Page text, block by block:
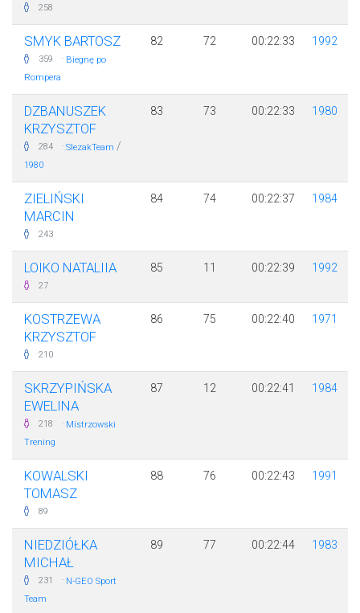
258
SMYK BARTOSZ
359 · Biegnę po
Rompera
82 72 00:22:33 1992
DZBANUSZEK
KRZYSZTOF
284 · SlezakTeam /
1980
83 73 00:22:33 1980
ZIELIŃSKI
MARCIN
243
84 74 00:22:37 1984
LOIKO NATALIIA
27
85 11 00:22:39 1992
KOSTRZEWA
KRZYSZTOF
210
86 75 00:22:40 1971
SKRZYPIŃSKA
EWELINA
218 · Mistrzowski
Trening
87 12 00:22:41 1984
KOWALSKI
TOMASZ
89
88 76 00:22:43 1991
NIEDZIÓŁKA
MICHAŁ
231 · N-GEO Sport
Team
89 77 00:22:44 1983